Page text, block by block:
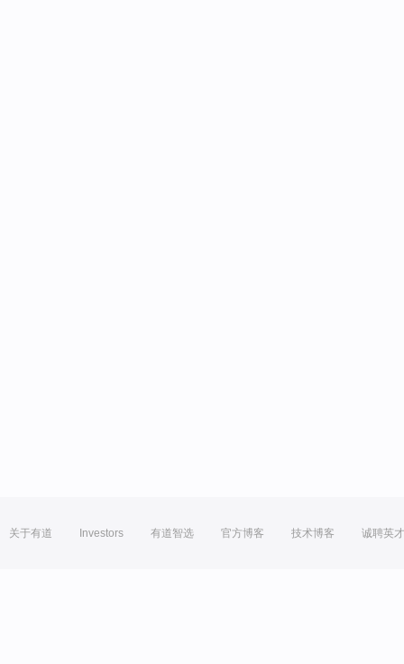
关于有道 Investors 有道智选 官方博客 技术博客 诚聘英才